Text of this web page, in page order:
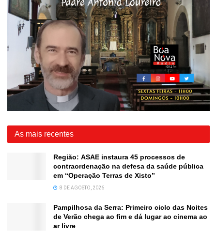
As mais recentes
Região: ASAE instaura 45 processos de
contraordenação na defesa da saúde pública
em “Operação Terras de Xisto”
8 DE AGOSTO, 2026
Pampilhosa da Serra: Primeiro ciclo das Noites
de Verão chega ao fim e dá lugar ao cinema ao
ar livre